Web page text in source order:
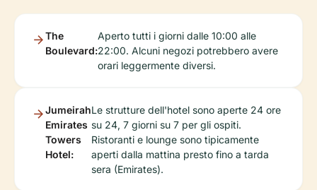
The
Boulevard:
Aperto tutti i giorni dalle 10:00 alle
22:00. Alcuni negozi potrebbero avere
orari leggermente diversi.
Jumeirah
Emirates
Towers
Hotel:
Le strutture dell'hotel sono aperte 24 ore
su 24, 7 giorni su 7 per gli ospiti.
Ristoranti e lounge sono tipicamente
aperti dalla mattina presto fino a tarda
sera (Emirates).